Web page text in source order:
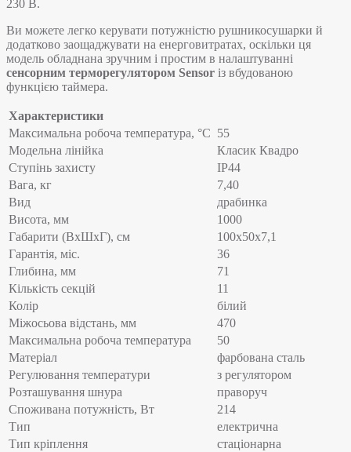
230 В.
Ви можете легко керувати потужністю рушникосушарки й
додатково заощаджувати на енерговитратах, оскільки ця
модель обладнана зручним і простим в налаштуванні
сенсорним терморегулятором Sensor із вбудованою
функцією таймера.
Характеристики
Максимальна робоча температура, °C 55
Модельна лінійка
Класик Квадро
Ступінь захисту
IP44
Вага, кг
7,40
Вид
драбинка
Висота, мм
1000
Габарити (ВхШхГ), см
100х50х7,1
Гарантія, міс.
36
Глибина, мм
71
Кількість секцій
11
Колір
білий
Міжосьова відстань, мм
470
Максимальна робоча температура
50
Матеріал
фарбована сталь
Регулювання температури
з регулятором
Розташування шнура
праворуч
Споживана потужність, Вт
214
Тип
електрична
Тип кріплення
стаціонарна